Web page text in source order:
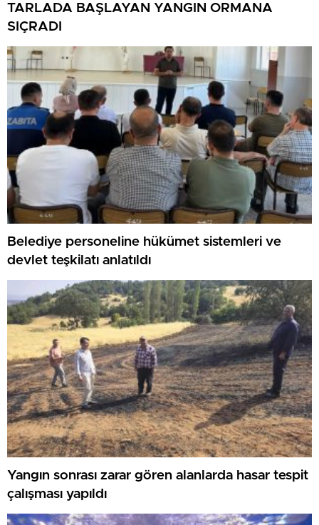
TARLADA BAŞLAYAN YANGIN ORMANA
SIÇRADI
Belediye personeline hükümet sistemleri ve
devlet teşkilatı anlatıldı
Yangın sonrası zarar gören alanlarda hasar tespit
çalışması yapıldı